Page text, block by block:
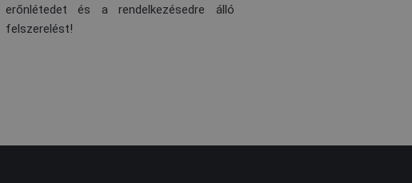
erőnlétedet és a rendelkezésedre álló
felszerelést!